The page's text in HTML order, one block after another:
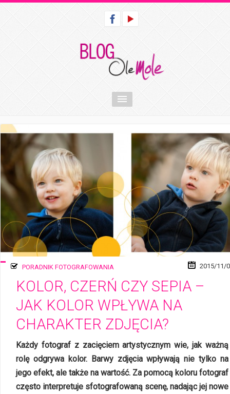
PORADNIK FOTOGRAFOWANIA 2015/11/
KOLOR, CZERŃ CZY SEPIA –
JAK KOLOR WPŁYWA NA
CHARAKTER ZDJĘCIA?
Każdy fotograf z zacięciem artystycznym wie, jak ważną
rolę odgrywa kolor. Barwy zdjęcia wpływają nie tylko na
jego efekt, ale także na wartość. Za pomocą koloru fotograf
często interpretuje sfotografowaną scenę, nadając jej nowe